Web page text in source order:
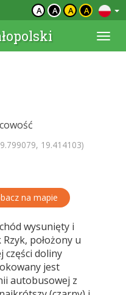
A A A A
19.414103)
na mapie
wysunięty i
położony u
części doliny
jest
autobusowej z